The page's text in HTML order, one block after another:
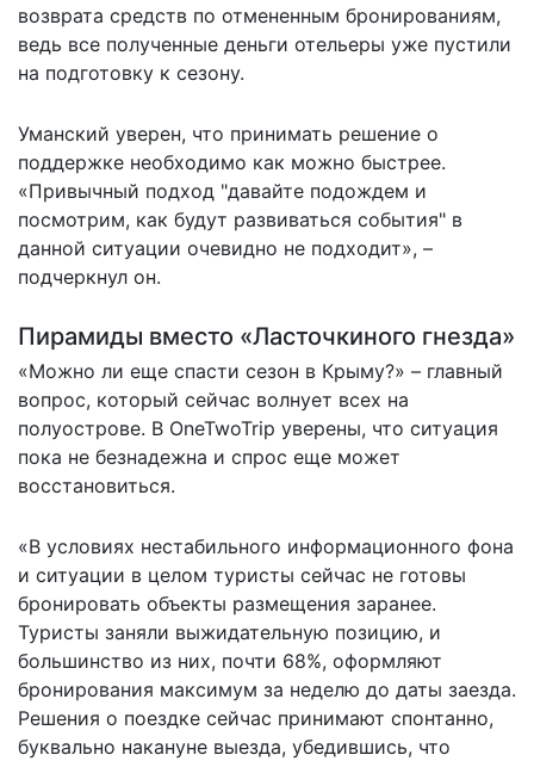
возврата средств по отмененным бронированиям,
ведь все полученные деньги отельеры уже пустили
на подготовку к сезону.
Уманский уверен, что принимать решение о
поддержке необходимо как можно быстрее.
«Привычный подход "давайте подождем и
посмотрим, как будут развиваться события" в
данной ситуации очевидно не подходит», –
подчеркнул он.
Пирамиды вместо «Ласточкиного гнезда»
«Можно ли еще спасти сезон в Крыму?» – главный
вопрос, который сейчас волнует всех на
полуострове. В OneTwoTrip уверены, что ситуация
пока не безнадежна и спрос еще может
восстановиться.
«В условиях нестабильного информационного фона
и ситуации в целом туристы сейчас не готовы
бронировать объекты размещения заранее.
Туристы заняли выжидательную позицию, и
большинство из них, почти 68%, оформляют
бронирования максимум за неделю до даты заезда.
Решения о поездке сейчас принимают спонтанно,
буквально накануне выезда, убедившись, что